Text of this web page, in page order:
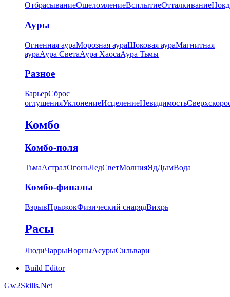
ОтбрасываниеОшеломлениеВсплытиеОтталкивание
Ауры
Огненная аураМорозная аураШоковая аураМагнитная
аураАура СветаАура ХаосаАура Тьмы
Разное
БарьерСброс
оглушенияУклонениеИсцелениеНевидимость
Комбо
Комбо-поля
ТьмаАстралОгоньЛедСветМолнияЯдДымВода
Комбо-финалы
ВзрывПрыжокФизический снарядВихрь
Расы
ЛюдиЧаррыНорныАсурыСильвари
Build Editor
Gw2Skills.Net